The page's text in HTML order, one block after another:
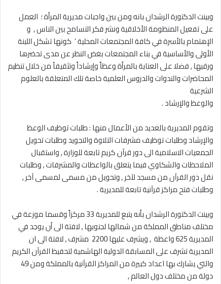
‎وبينت الدكتورة الرشدان بانه ومن بين واجبات مديرية المرأة ؛ العمل
على تفعيل المنظومة الأخلاقية ونشر فكر التسامح بين الناس , و
الإهتمام بالأسرة في كافة المجتمعات المحلية ’ كونها تشكل اللبنة
الأولى والأساسية في بناء المجتمعات بغض النظر عن مدى تحضرها
ورقيها , فضلا على العناية بالمرأة وعظاً وإرشاداً وتثقيفاُ من خلال تنظيم
المحاضرات والندوات والدروس العلمية خاصة تلك المتعلقة بالعلوم
الشرعية
‎وتقوم المديرية بالعديد من الأعمال منها : طلبات توظيف الوعظ
والإرشاد وطلبات توظيف مشرفات التلاوة والتجويد وطلبات تحويل
الجمعيات الاسلامية الى دور قرآن كريم تابعة للوزارة , واستقبال
الملاحظات والشكاوي فيما يتعلق بالواعظات والمشرفات , وطلبات
نقل دور القرآن من مسجد لآخر , وتحويل من مسمى لمسمى آخر ,
وطلبات فتح مراكز قرآنية تابعة للمديرية .
‎وبينت الدكتورة الرشدان بأنه يتبع للمديرية 33 مركزاً وقسما موزعة في
مختلف مناطق المملكة من شمالها لجنوبها , لافتة الى أن يوجد في
المديرية 625 واعظة , ويشرف عليها 2200 مشرف , لافتة الى ان
المديرية تشرف على المسابقة الدولية الهاشمية لتحفيظ القرآن الكريم
والتي يشارك بها اعداد كبيرة من المراكز القرآنية بالمملكة ومن 49
دولة من مختلف دول العالم ,